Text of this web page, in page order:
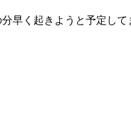
早く起きようと予定して